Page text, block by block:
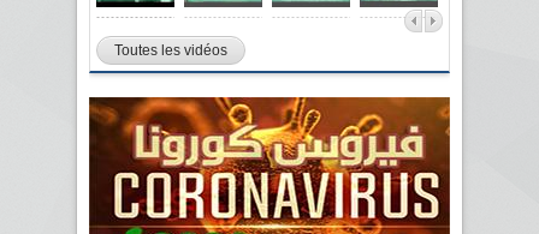
Toutes les vidéos